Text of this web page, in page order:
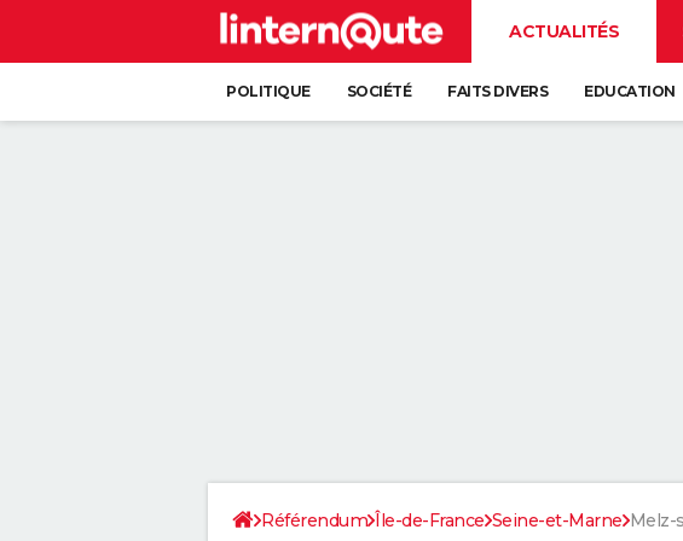
ACTUALITÉS
POLITIQUE SOCIÉTÉ FAITS DIVERS EDUCATION
Référendum Île-de-France Seine-et-Marne Melz-